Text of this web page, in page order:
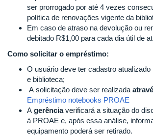
ser prorrogado por até 4 vezes
política de renovações vigente da
Em caso de atraso na devolução ou
debitado R$1,00 para cada dia útil de
Como solicitar o empréstimo:
O usuário deve ter cadastro atualizado
e biblioteca;
A solicitação deve ser realizada
Empréstimo notebooks PROAE
A gerênciaverificará a situação do
à PROAE e, após essa análise,
equipamento poderá ser retirado.